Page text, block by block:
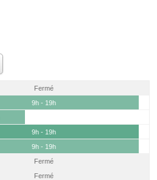
Fermé
9h - 19h
9h - 19h
9h - 19h
Fermé
Fermé